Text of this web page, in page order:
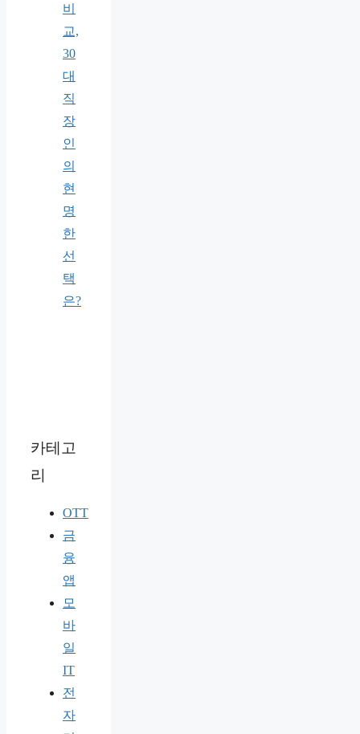
비
교,
30
대
직
장
인
의
현
명
한
선
택
은?
카테고
리
OTT
금
융
앱
모
바
일
IT
전
자